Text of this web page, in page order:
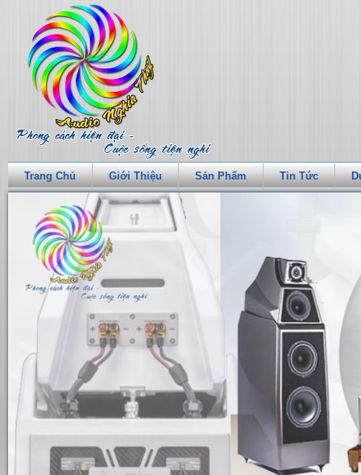
Trang Chủ Giới Thiệu Sản Phẩm Tin Tức